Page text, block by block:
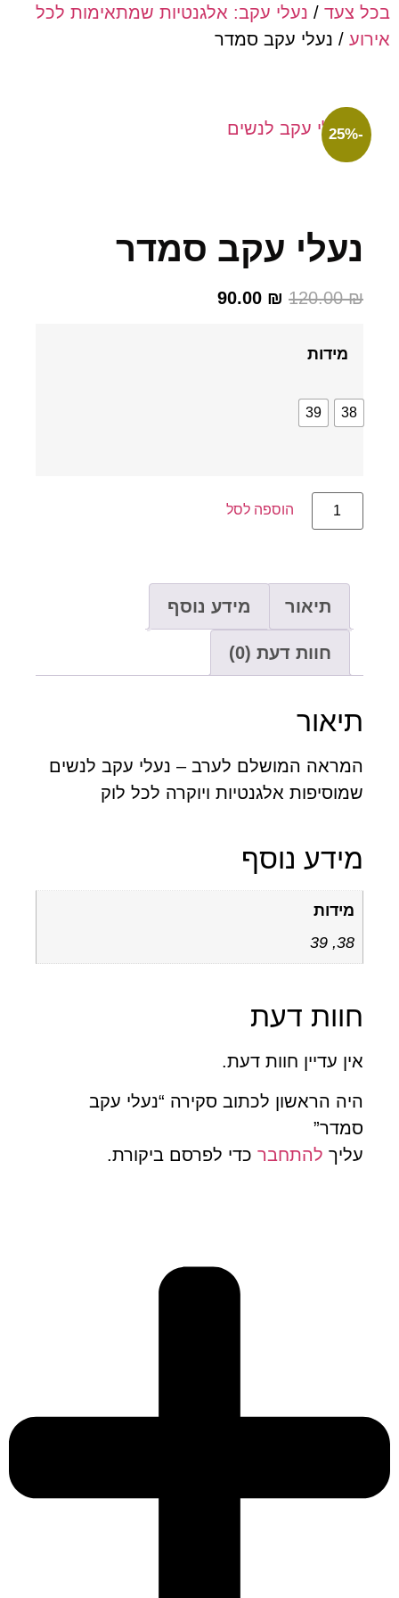
/נעלי עקב: אלגנטיות שמתאימות לכל
/ נעלי עקב סמדר
עקב סמדר
120.00
90.00₪
39
הוספה לסל
תיאור מידע נוסף
חוות דעת (0)
המושלם לערב – נעלי עקב לנשים
אלגנטיות ויוקרה לכל לוק
נוסף
דעת
עדיין חוות דעת.
הראשון לכתוב סקירה “נעלי עקב
להתחברכדי לפרסם ביקורת.